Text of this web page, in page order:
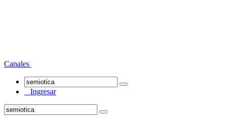
Canales
Ingresar